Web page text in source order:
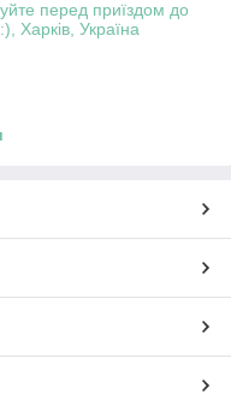
перед приїздом до
Харків, Україна